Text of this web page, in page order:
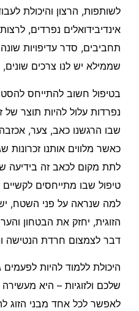
לשותפות, הרצון והיכולת
אינדיבידואלים נפרדים,
תחביבים, סדר עדיפויות
שממילא יש לנו צרכים
בטיפול חשוב להתייחס
נפרדות עלול להיות תוצר של
שבו הרגשנו כאב, צער,
כאשר מלווים אותנו זכרונות
לתת מקום לכאב זה בידיעה
טיפול שבו מתייחסים
למה שנראה על פני השטח,
הזוגית, יחזק את הבטחון
דבר לצמצום חרדת הנטישה
היכולת ללמוד להיות
שלכם ולזוגיות – היא
לאפשר לכל אחד מבני הזוג